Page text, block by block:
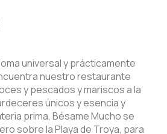
universal y prácticamente
nuestro restaurante
y pescados y mariscos a la
únicos y esencia y
prima, Bésame Mucho se
sobre la Playa de Troya, para